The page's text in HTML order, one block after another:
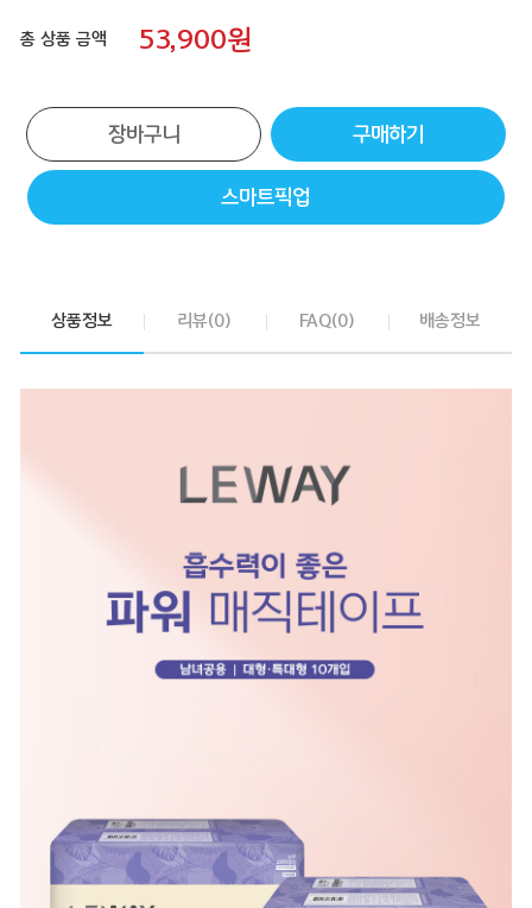
총 상품 금액 53,900원
장바구니 구매하기
스마트픽업
상품정보 리뷰(0) FAQ(0) 배송정보